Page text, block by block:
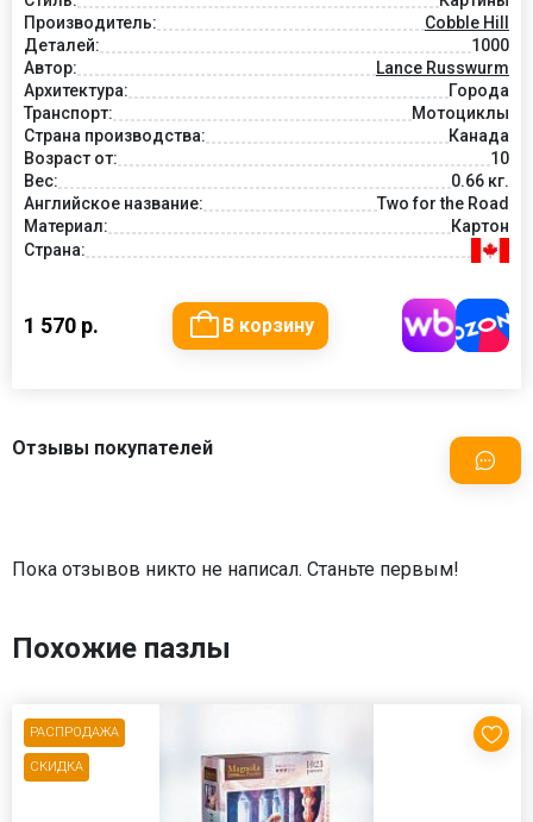
Производитель:
Cobble Hill
Деталей:
1000
Автор:
Lance Russwurm
Архитектура:
Города
Транспорт:
Мотоциклы
Страна производства:
Канада
Возраст от:
10
Вес:
0.66 кг.
Английское название:
Two for the Road
Материал:
Картон
Страна:
1 570 р. В корзину
Отзывы покупателей
Пока отзывов никто не написал. Станьте первым!
Похожие пазлы
РАСПРОДАЖА
СКИДКА